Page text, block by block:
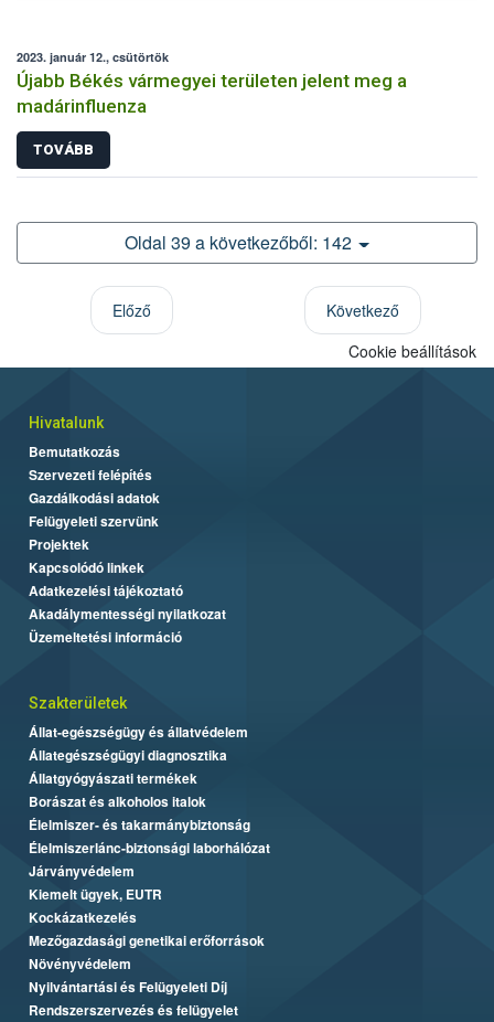
2023. január 12., csütörtök
Újabb Békés vármegyei területen jelent meg a
madárinfluenza
TOVÁBB
Oldal 39 a következőből: 142
Előző
Következő
Cookie beállítások
Hivatalunk
Bemutatkozás
Szervezeti felépítés
Gazdálkodási adatok
Felügyeleti szervünk
Projektek
Kapcsolódó linkek
Adatkezelési tájékoztató
Akadálymentességi nyilatkozat
Üzemeltetési információ
Szakterületek
Állat-egészségügy és állatvédelem
Állategészségügyi diagnosztika
Állatgyógyászati termékek
Borászat és alkoholos italok
Élelmiszer- és takarmánybiztonság
Élelmiszerlánc-biztonsági laborhálózat
Járványvédelem
Kiemelt ügyek, EUTR
Kockázatkezelés
Mezőgazdasági genetikai erőforrások
Növényvédelem
Nyilvántartási és Felügyeleti Díj
Rendszerszervezés és felügyelet